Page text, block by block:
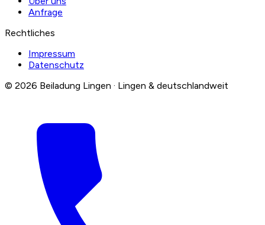
Anfrage
Rechtliches
Impressum
Datenschutz
© 2026 Beiladung Lingen · Lingen & deutschlandweit